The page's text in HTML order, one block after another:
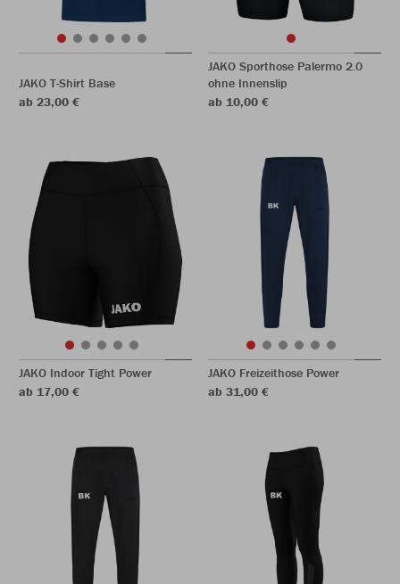
JAKO T-Shirt Base
ab 23,00 €
JAKO Sporthose Palermo 2.0
ohne Innenslip
ab 10,00 €
JAKO Indoor Tight Power
ab 17,00 €
JAKO Freizeithose Power
ab 31,00 €